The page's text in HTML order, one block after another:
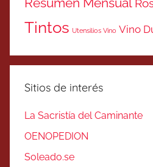
Tintos Utensilios Vino Vino
Sitios de interés
La Sacristía del Caminante
OENOPEDION
Soleado.se